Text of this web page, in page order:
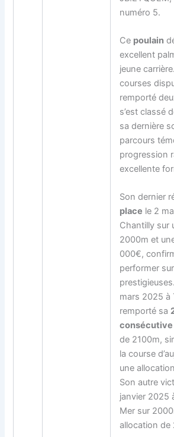
numéro 5.
Ce poulain
excellent
jeune
courses
remporté
s’est classé
sa dernière
parcours
progression
excellente
Son dernier
place le 2
Chantilly sur
2000m et
000€,
performer
mars 2025 à
remporté sa
consécutive
de 2100m,
la course
une
Son autre
janvier 2025
Mer sur
allocation de